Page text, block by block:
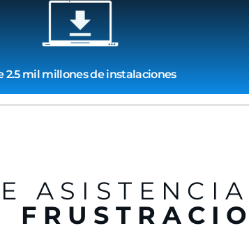
2.5 mil millones de instalaciones
ASISTENCIA